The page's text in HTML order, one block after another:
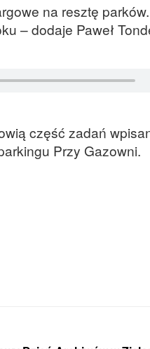
na resztę
– dodaje Paweł
część zadań
Przy Gazowni.